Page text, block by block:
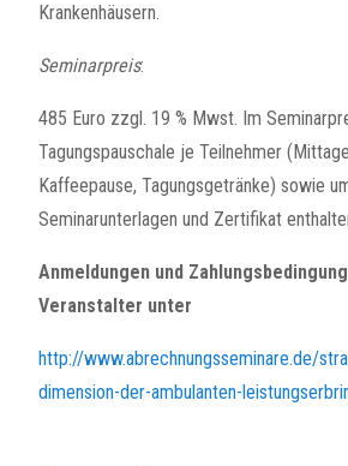
Krankenhäusern.
Seminarpreis:
485 Euro zzgl. 19 % Mwst. Im
Tagungspauschale je Teilnehmer
Kaffeepause, Tagungsgetränke) sowie
Seminarunterlagen und Zertifikat
Anmeldungen und
Veranstalter unter
http://www.abrechnungsseminare.de/
dimension-der-ambulanten-